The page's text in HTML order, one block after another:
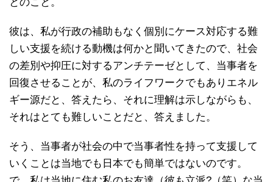
彼は、私が行政の補助もなく個別にケース対応する難
しい支援を続ける動機は何かと聞いてきたので、社会
の差別や抑圧に対するアンチテーゼとして、当事者を
回復させることが、私のライフワークでもありエネル
ギー源だと、答えたら、それに理解は示しながらも、
それはとても難しいことだと、答えました。
そう、当事者が社会の中で当事者性を持って支援して
いくことは当地でも日本でも簡単ではないのです。